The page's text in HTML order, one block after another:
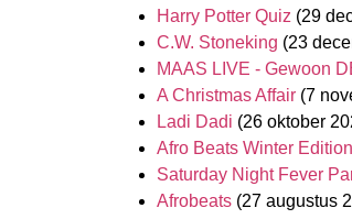
Harry Potter Quiz (29
C.W. Stoneking (23
MAAS LIVE - Gewoon
A Christmas Affair (7
Ladi Dadi (26 oktober
Afro Beats Winter Edition
Saturday Night Fever
Afrobeats (27 augustus